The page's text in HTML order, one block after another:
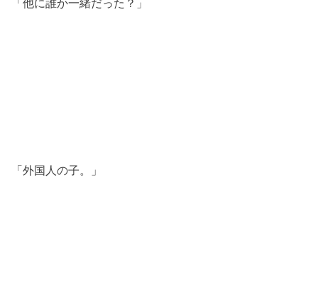
「他に誰か一緒だった？」
「外国人の子。」